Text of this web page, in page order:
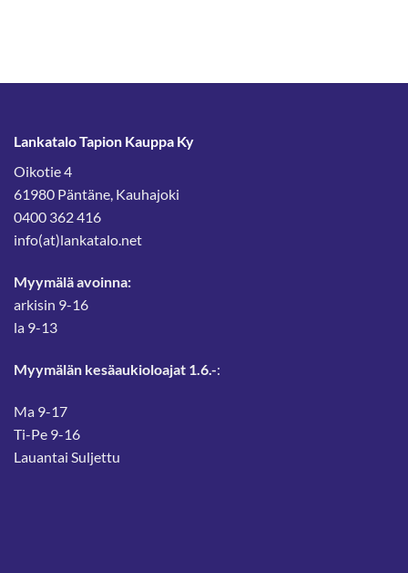
Lankatalo Tapion Kauppa Ky
Oikotie 4
61980 Päntäne, Kauhajoki
0400 362 416
info(at)lankatalo.net
Myymälä avoinna:
arkisin 9-16
la 9-13
Myymälän kesäaukioloajat 1.6.-:
Ma 9-17
Ti-Pe 9-16
Lauantai Suljettu